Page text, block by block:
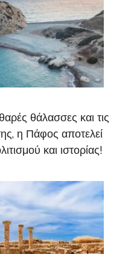
θάλασσες και τις
η Πάφος αποτελεί
και ιστορίας!